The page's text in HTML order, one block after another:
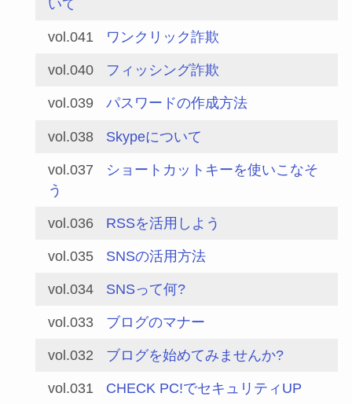
いて
vol.041 ワンクリック詐欺
vol.040 フィッシング詐欺
vol.039 パスワードの作成方法
vol.038 Skypeについて
vol.037
ショートカットキーを使いこなそ
う
vol.036 RSSを活用しよう
vol.035 SNSの活用方法
vol.034 SNSって何?
vol.033 ブログのマナー
vol.032 ブログを始めてみませんか?
vol.031 CHECK PC!でセキュリティUP